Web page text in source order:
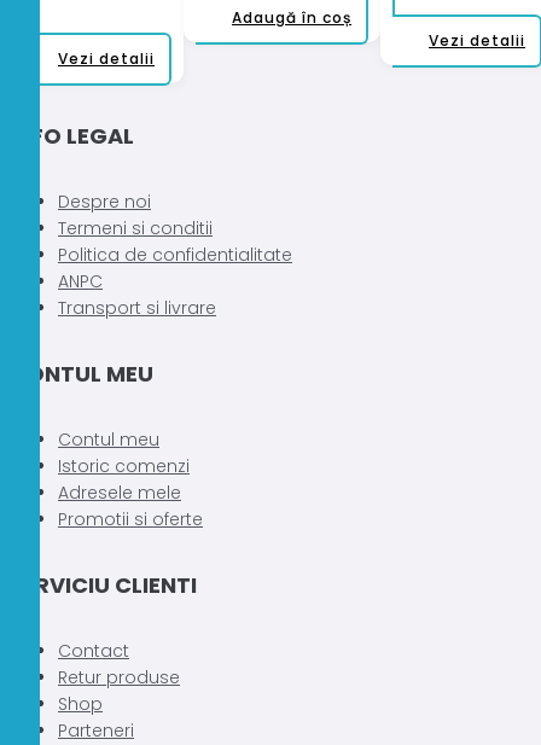
Vezi detalii
produs
Opțiunile
pot
fi
în
Adaugă în coș
Vezi detalii
INFO LEGAL
Despre noi
Termeni si conditii
Politica de confidentialitate
ANPC
Transport si livrare
CONTUL MEU
Contul meu
Istoric comenzi
Adresele mele
Promotii si oferte
SERVICIU CLIENTI
Contact
Retur produse
Shop
Parteneri